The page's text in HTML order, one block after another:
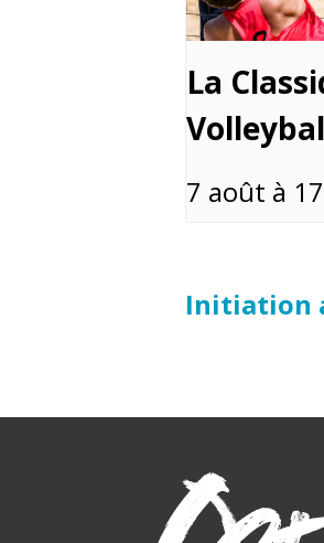
La
7 août à
Initiation